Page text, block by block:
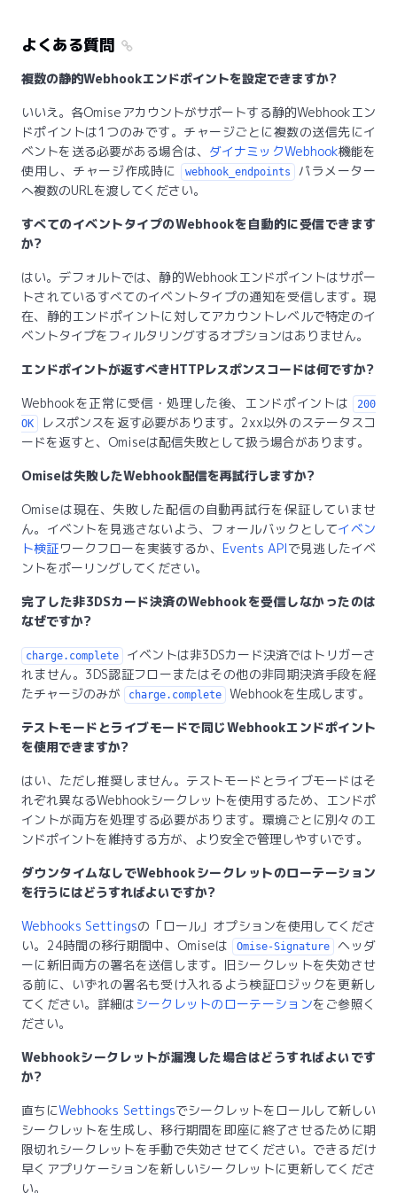
よくある質問
複数の静的Webhookエンドポイントを設定できますか?
いいえ。各Omiseアカウントがサポートする静的Webhookエン
ドポイントは1つのみです。チャージごとに複数の送信先にイ
ベントを送る必要がある場合は、 ダイナミックWebhook機能を
使用し、チャージ作成時に
webhook_endpoints パラメーター
へ複数のURLを渡してください。
すべてのイベントタイプのWebhookを自動的に受信できます
か?
はい。デフォルトでは、静的Webhookエンドポイントはサポー
トされているすべてのイベントタイプの通知を受信します。現
在、静的エンドポイントに対してアカウントレベルで特定のイ
ベントタイプをフィルタリングするオプションはありません。
エンドポイントが返すべきHTTPレスポンスコードは何ですか?
Webhookを正常に受信・処理した後、エンドポイントは
200
OK
レスポンスを返す必要があります。2xx以外のステータスコ
ードを返すと、Omiseは配信失敗として扱う場合があります。
Omiseは失敗したWebhook配信を再試行しますか?
Omiseは現在、失敗した配信の自動再試行を保証していませ
ん。イベントを見逃さないよう、フォールバックとしてイベン
ト検証ワークフローを実装するか、 Events APIで見逃したイベ
ントをポーリングしてください。
完了した非3DSカード決済のWebhookを受信しなかったのは
なぜですか?
charge.complete
イベントは非3DSカード決済ではトリガーさ
れません。3DS認証フローまたはその他の非同期決済手段を経
たチャージのみが
charge.complete
Webhookを生成します。
テストモードとライブモードで同じWebhookエンドポイント
を使用できますか?
はい、ただし推奨しません。テストモードとライブモードはそ
れぞれ異なるWebhookシークレットを使用するため、エンドポ
イントが両方を処理する必要があります。環境ごとに別々のエ
ンドポイントを維持する方が、より安全で管理しやすいです。
ダウンタイムなしでWebhookシークレットのローテーション
を行うにはどうすればよいですか?
Webhooks Settingsの「ロール」オプションを使用してくださ
い。24時間の移行期間中、Omiseは
Omise-Signature
ヘッダ
ーに新旧両方の署名を送信します。旧シークレットを失効させ
る前に、いずれの署名も受け入れるよう検証ロジックを更新し
てください。詳細は シークレットのローテーションをご参照く
ださい。
Webhookシークレットが漏洩した場合はどうすればよいです
か?
直ちにWebhooks Settingsでシークレットをロールして新しい
シークレットを生成し、移行期間を即座に終了させるために期
限切れシークレットを手動で失効させてください。できるだけ
早くアプリケーションを新しいシークレットに更新してくださ
い。